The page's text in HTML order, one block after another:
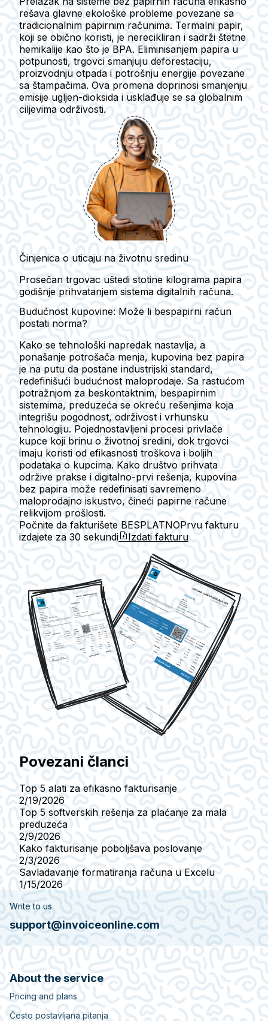
rešava glavne ekološke probleme povezane sa
tradicionalnim papirnim računima. Termalni papir,
koji se obično koristi, je nerecikliran i sadrži štetne
hemikalije kao što je BPA. Eliminisanjem papira u
potpunosti, trgovci smanjuju deforestaciju,
proizvodnju otpada i potrošnju energije povezane
sa štampačima. Ova promena doprinosi smanjenju
emisije ugljen-dioksida i usklađuje se sa globalnim
ciljevima održivosti.
Činjenica o uticaju na životnu sredinu
Prosečan trgovac uštedi stotine kilograma papira
godišnje prihvatanjem sistema digitalnih računa.
Budućnost kupovine: Može li bespapirni račun
postati norma?
Kako se tehnološki napredak nastavlja, a
ponašanje potrošača menja, kupovina bez papira
je na putu da postane industrijski standard,
redefinišući budućnost maloprodaje. Sa rastućom
potražnjom za beskontaktnim, bespapirnim
sistemima, preduzeća se okreću rešenjima koja
integrišu pogodnost, održivost i vrhunsku
tehnologiju. Pojednostavljeni procesi privlače
kupce koji brinu o životnoj sredini, dok trgovci
imaju koristi od efikasnosti troškova i boljih
podataka o kupcima. Kako društvo prihvata
održive prakse i digitalno-prvi rešenja, kupovina
bez papira može redefinisati savremeno
maloprodajno iskustvo, čineći papirne račune
relikvijom prošlosti.
Počnite da fakturišete BESPLATNOPrvu fakturu
izdajete za 30 sekundi Izdati fakturu
Povezani članci
Top 5 alati za efikasno fakturisanje
2/19/2026
Top 5 softverskih rešenja za plaćanje za mala
preduzeća
2/9/2026
Kako fakturisanje poboljšava poslovanje
2/3/2026
Savladavanje formatiranja računa u Excelu
1/15/2026
Write to us
support@invoiceonline.com
About the service
Pricing and plans
Često postavljana pitanja